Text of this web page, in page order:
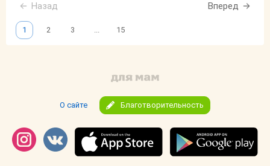
Назад Вперед
1 2 3 ... 15
О сайте Благотворительность